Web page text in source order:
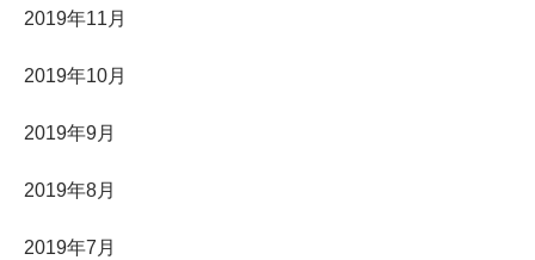
2019年11月
2019年10月
2019年9月
2019年8月
2019年7月